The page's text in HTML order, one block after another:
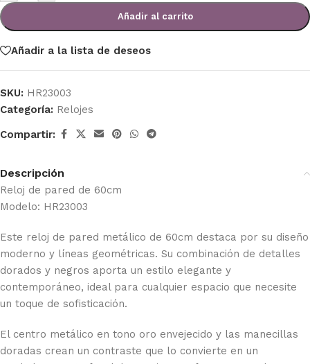
Añadir al carrito
Añadir a la lista de deseos
SKU: HR23003
Categoría: Relojes
Compartir:
Descripción
Reloj de pared de 60cm
Modelo: HR23003
Este reloj de pared metálico de 60cm destaca por su diseño
moderno y líneas geométricas. Su combinación de detalles
dorados y negros aporta un estilo elegante y
contemporáneo, ideal para cualquier espacio que necesite
un toque de sofisticación.
El centro metálico en tono oro envejecido y las manecillas
doradas crean un contraste que lo convierte en un